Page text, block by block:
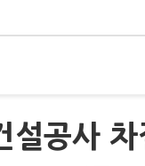
설공사